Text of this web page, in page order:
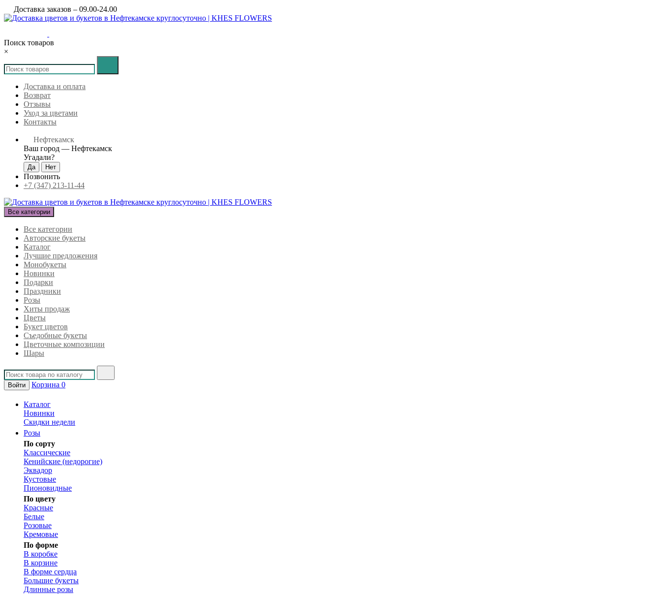
Доставка заказов – 09.00-24.00
Поиск товаров
×
Доставка и оплата
Возврат
Отзывы
Уход за цветами
Контакты
Нефтекамск
Ваш город — Нефтекамск
Угадали?
Позвонить
+7 (347) 213-11-44
Все категории
Все категории
Авторские букеты
Каталог
Лучшие предложения
Монобукеты
Новинки
Подарки
Праздники
Розы
Хиты продаж
Цветы
Букет цветов
Съедобные букеты
Цветочные композиции
Шары
Войти Корзина 0
Каталог
Новинки
Скидки недели
Розы
По сорту
Классические
Кенийские (недорогие)
Эквадор
Кустовые
Пионовидные
По цвету
Красные
Белые
Розовые
Кремовые
По форме
В коробке
В корзине
В форме сердца
Большие букеты
Длинные розы